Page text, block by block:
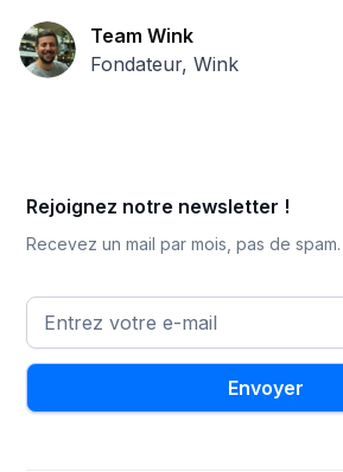
Team Wink
Fondateur, Wink
Rejoignez notre newsletter !
Recevez un mail par mois, pas de spam.